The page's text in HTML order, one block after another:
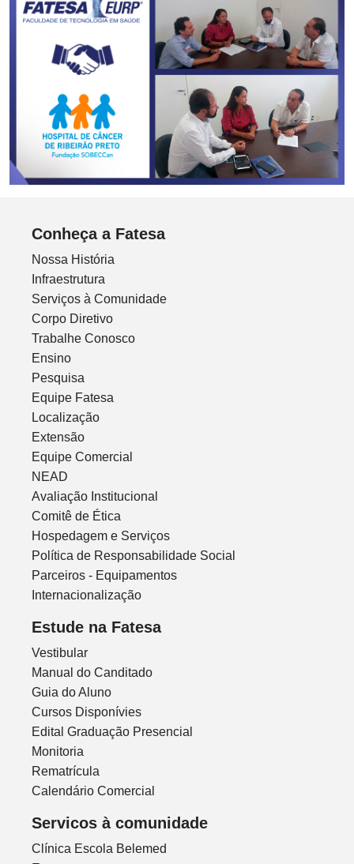
Conheça a Fatesa
Nossa História
Infraestrutura
Serviços à Comunidade
Corpo Diretivo
Trabalhe Conosco
Ensino
Pesquisa
Equipe Fatesa
Localização
Extensão
Equipe Comercial
NEAD
Avaliação Institucional
Comitê de Ética
Hospedagem e Serviços
Política de Responsabilidade Social
Parceiros - Equipamentos
Internacionalização
Estude na Fatesa
Vestibular
Manual do Canditado
Guia do Aluno
Cursos Disponívies
Edital Graduação Presencial
Monitoria
Rematrícula
Calendário Comercial
Servicos à comunidade
Clínica Escola Belemed